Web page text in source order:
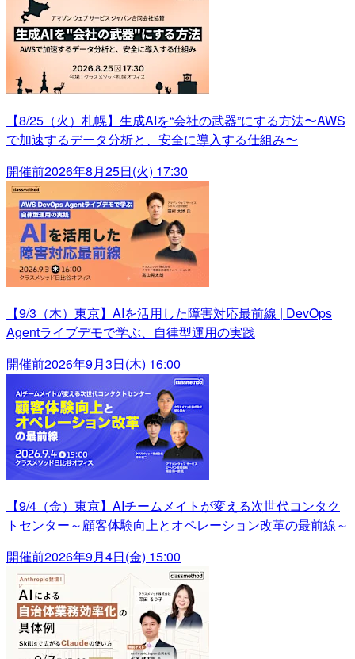
【8/25（火）札幌】生成AIを“会社の武器”にする方法〜AWS
で加速するデータ分析と、安全に導入する仕組み〜
開催前2026年8月25日(火) 17:30
【9/3（木）東京】AIを活用した障害対応最前線 | DevOps
Agentライブデモで学ぶ、自律型運用の実践
開催前2026年9月3日(木) 16:00
【9/4（金）東京】AIチームメイトが変える次世代コンタク
トセンター～顧客体験向上とオペレーション改革の最前線～
開催前2026年9月4日(金) 15:00